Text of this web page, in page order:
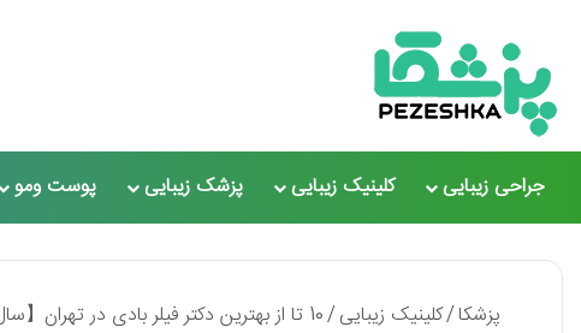
جراحی زیبایی کلینیک زیبایی پزشک زیبایی پوست ومو
پزشکا/کلینیک زیبایی/10 تا از بهترین دکتر فیلر بادی در تهران【سال1405】❤️